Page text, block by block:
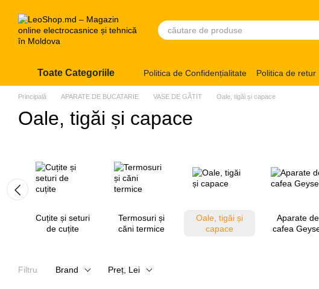
Toate Categoriile Politica de Confidențialitate Politica de retur
Principală APARATE DE BUCATARIE VASE DE GĂTIT Oale, tigăi și capace
Oale, tigăi și capace
Cuțite și seturi
de cuțite
Termosuri și
căni termice
Oale, tigăi și
capace
Aparate de
cafea
Filtru Brand Preț, Lei